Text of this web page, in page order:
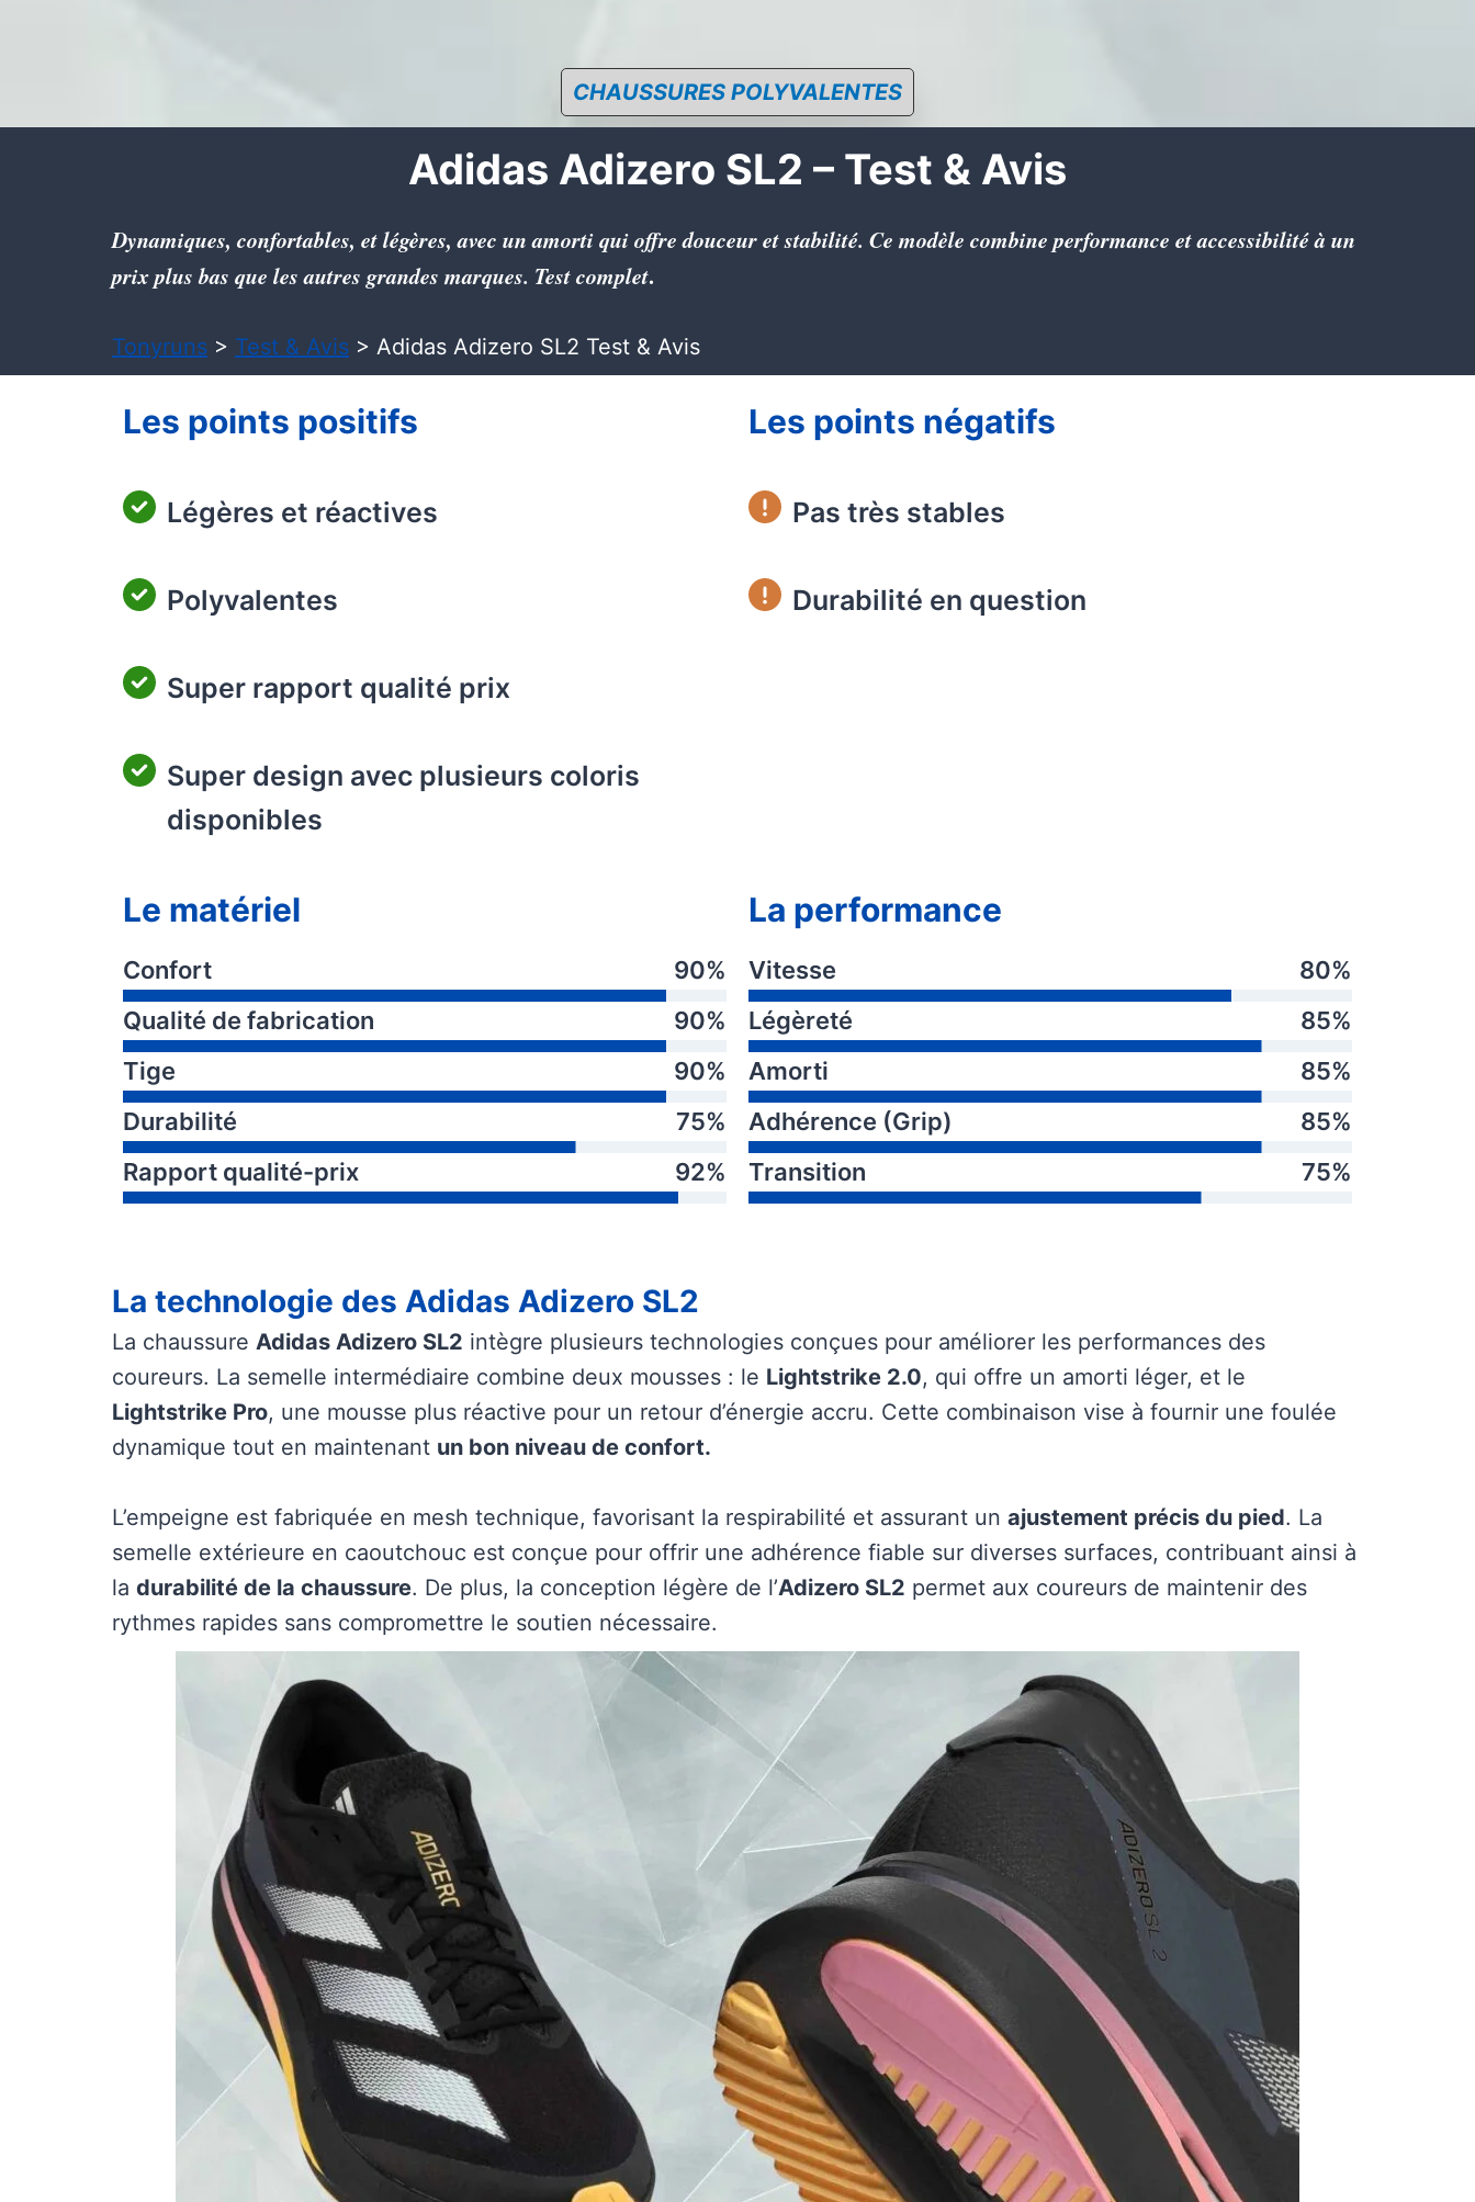
CHAUSSURES POLYVALENTES
Adidas Adizero SL2 – Test & Avis
Dynamiques, confortables, et légères, avec un amorti qui offre douceur et stabilité. Ce modèle combine performance et accessibilité à un
prix plus bas que les autres grandes marques. Test complet.
Tonyruns > Test & Avis > Adidas Adizero SL2 Test & Avis
Les points positifs Les points négatifs
Légères et réactives Pas très stables
Polyvalentes Durabilité en question
Super rapport qualité prix
Super design avec plusieurs coloris
disponibles
Le matériel
Confort
90%
Qualité de fabrication
90%
Tige
90%
Durabilité
75%
Rapport qualité-prix
92%
La performance
Vitesse
80%
Légèreté
85%
Amorti
85%
Adhérence (Grip)
85%
Transition
75%
La technologie des Adidas Adizero SL2
La chaussure Adidas Adizero SL2 intègre plusieurs technologies conçues pour améliorer les performances des
coureurs. La semelle intermédiaire combine deux mousses : le Lightstrike 2.0, qui offre un amorti léger, et le
Lightstrike Pro, une mousse plus réactive pour un retour d’énergie accru. Cette combinaison vise à fournir une foulée
dynamique tout en maintenant un bon niveau de confort.
L’empeigne est fabriquée en mesh technique, favorisant la respirabilité et assurant un ajustement précis du pied. La
semelle extérieure en caoutchouc est conçue pour offrir une adhérence fiable sur diverses surfaces, contribuant ainsi à
la durabilité de la chaussure. De plus, la conception légère de l’Adizero SL2 permet aux coureurs de maintenir des
rythmes rapides sans compromettre le soutien nécessaire.